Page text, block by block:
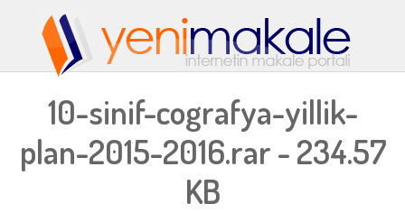
10-sinif-cografya-yillik-
plan-2015-2016.rar - 234.57
KB